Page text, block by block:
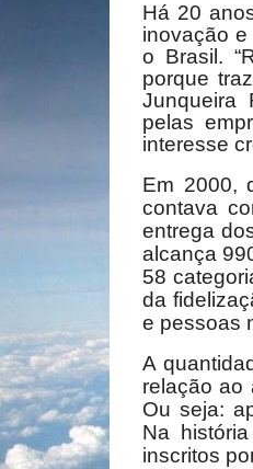
Há 20
inovação
o Brasil.
porque
Junqueira
pelas
interesse
Em 2000,
contava
entrega
alcança
58
da
e pessoas
A
relação ao
Ou seja:
Na
inscritos